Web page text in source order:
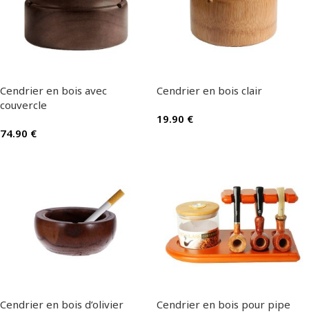
Cendrier en bois avec
couvercle
74.90 €
Cendrier en bois clair
19.90 €
Cendrier en bois d’olivier Cendrier en bois pour pipe